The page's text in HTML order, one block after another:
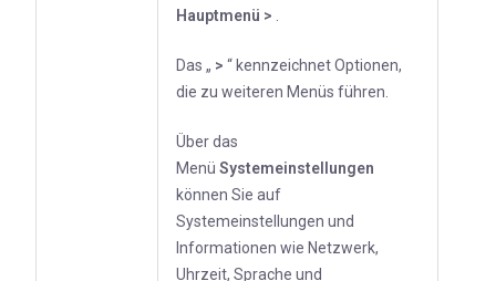
Hauptmenü > .
Das „ > “ kennzeichnet Optionen,
die zu weiteren Menüs führen.
Über das
Menü Systemeinstellungen
können Sie auf
Systemeinstellungen und
Informationen wie Netzwerk,
Uhrzeit, Sprache und